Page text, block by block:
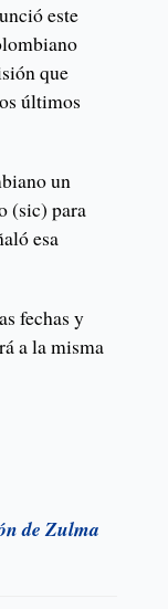
este
que
últimos
un
(sic) para
esa
fechas y
a la misma
de Zulma